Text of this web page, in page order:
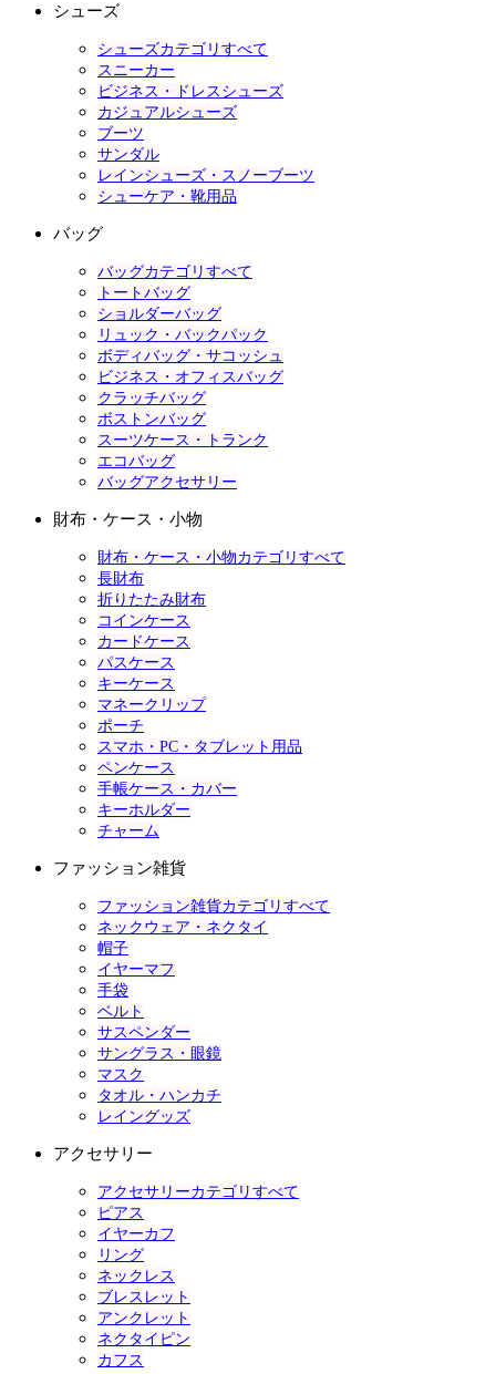
シューズ
シューズカテゴリすべて
スニーカー
ビジネス・ドレスシューズ
カジュアルシューズ
ブーツ
サンダル
レインシューズ・スノーブーツ
シューケア・靴用品
バッグ
バッグカテゴリすべて
トートバッグ
ショルダーバッグ
リュック・バックパック
ボディバッグ・サコッシュ
ビジネス・オフィスバッグ
クラッチバッグ
ボストンバッグ
スーツケース・トランク
エコバッグ
バッグアクセサリー
財布・ケース・小物
財布・ケース・小物カテゴリすべて
長財布
折りたたみ財布
コインケース
カードケース
パスケース
キーケース
マネークリップ
ポーチ
スマホ・PC・タブレット用品
ペンケース
手帳ケース・カバー
キーホルダー
チャーム
ファッション雑貨
ファッション雑貨カテゴリすべて
ネックウェア・ネクタイ
帽子
イヤーマフ
手袋
ベルト
サスペンダー
サングラス・眼鏡
マスク
タオル・ハンカチ
レイングッズ
アクセサリー
アクセサリーカテゴリすべて
ピアス
イヤーカフ
リング
ネックレス
ブレスレット
アンクレット
ネクタイピン
カフス